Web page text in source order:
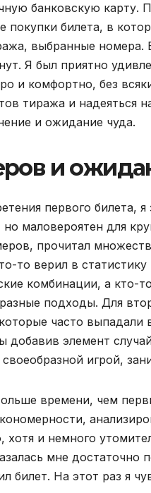
банковскую карту.
билета, в
выбранные
Я был приятно
и комфортно, без
тиража и надеяться
и ожидание чуда.
и
первого билета,
маловероятен для
прочитал
то верил в
комбинации, а кто-
подходы. Для
часто
добавив элемент
игрой,
времени, чем
хотя и немного
мне достаточно
билет. На этот раз я